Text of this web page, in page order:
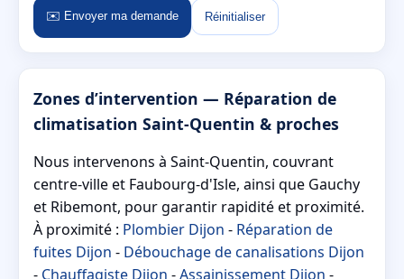
✉️ Envoyer ma demande Réinitialiser
Zones d’intervention — Réparation de
climatisation Saint-Quentin & proches
Nous intervenons à Saint-Quentin, couvrant
centre-ville et Faubourg-d'Isle, ainsi que Gauchy
et Ribemont, pour garantir rapidité et proximité.
À proximité : Plombier Dijon - Réparation de
fuites Dijon - Débouchage de canalisations Dijon
- Chauffagiste Dijon -Assainissement Dijon -